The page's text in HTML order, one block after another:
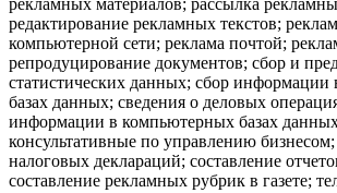
редактирование рекламных текстов;
компьютерной сети; реклама почтой;
репродуцирование документов; сбор и
статистических данных; сбор
базах данных; сведения о деловых
информации в компьютерных базах
консультативные по управлению бизнесом;
налоговых деклараций; составление
составление рекламных рубрик в газете;